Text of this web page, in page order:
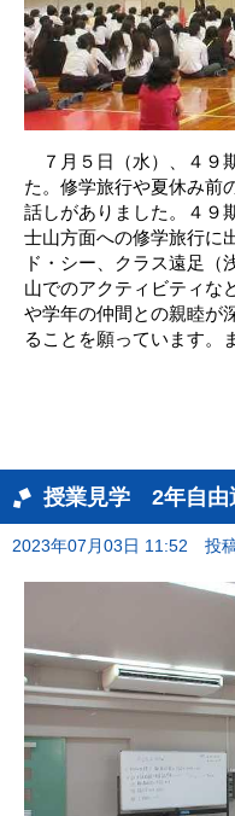
７月５日（水）、４９
た。修学旅行や夏休み前
話しがありました。４９
士山方面への修学旅行に
ド・シー、クラス遠足（
山でのアクティビティな
や学年の仲間との親睦が
ることを願っています。
授業見学 2年自由
2023年07月03日 11:52 投